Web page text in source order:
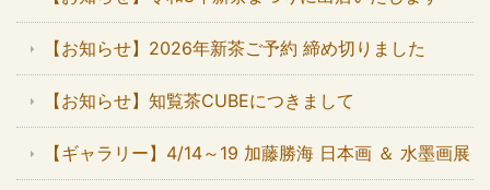
【お知らせ】2026年新茶ご予約 締め切りました
【お知らせ】知覧茶CUBEにつきまして
【ギャラリー】4/14～19 加藤勝海 日本画 ＆ 水墨画展